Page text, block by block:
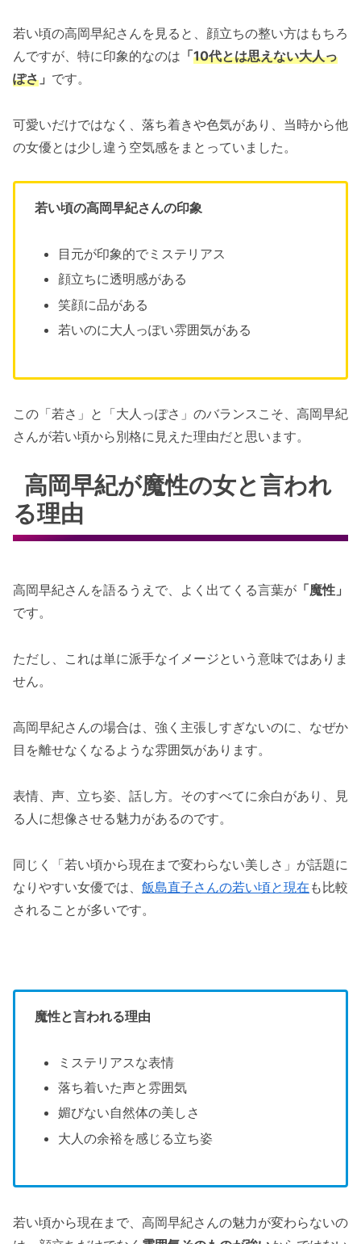
若い頃の高岡早紀さんを見ると、顔立ちの整い方はもちろ
んですが、特に印象的なのは 「10代とは思えない大人っ
ぽさ 」 です。
可愛いだけではなく、落ち着きや色気があり、当時から他
の女優とは少し違う空気感をまとっていました。
若い頃の高岡早紀さんの印象
目元が印象的でミステリアス
顔立ちに透明感がある
笑顔に品がある
若いのに大人っぽい雰囲気がある
この「若さ」と「大人っぽさ」のバランスこそ、高岡早紀
さんが若い頃から別格に見えた理由だと思います。
高岡早紀が魔性の女と言われ
る理由
高岡早紀さんを語るうえで、よく出てくる言葉が 「魔性」
です。
ただし、これは単に派手なイメージという意味ではありま
せん。
高岡早紀さんの場合は、強く主張しすぎないのに、なぜか
目を離せなくなるような雰囲気があります。
表情、声、立ち姿、話し方。そのすべてに余白があり、見
る人に想像させる魅力があるのです。
同じく「若い頃から現在まで変わらない美しさ」が話題に
なりやすい女優では、 飯島直子さんの若い頃と現在 も比較
されることが多いです。
魔性と言われる理由
ミステリアスな表情
落ち着いた声と雰囲気
媚びない自然体の美しさ
大人の余裕を感じる立ち姿
若い頃から現在まで、高岡早紀さんの魅力が変わらないの